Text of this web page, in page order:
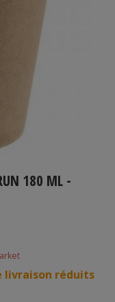
180 ML -
livraison réduits